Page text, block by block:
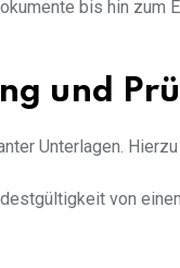
bis hin zum
und
Unterlagen.
von